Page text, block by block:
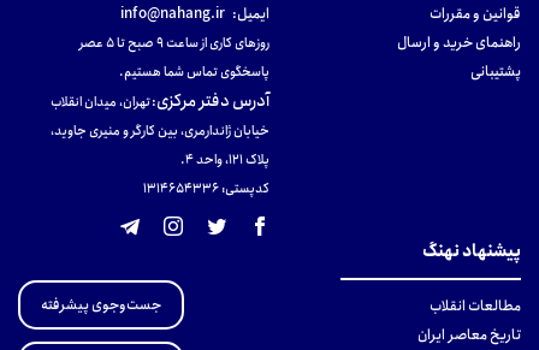
قوانین و مقررات
راهنمای خرید و ارسال
پشتیبانی
ایمیل: info@nahang.ir
روزهای کاری از ساعت ۹ صبح تا ۵ عصر
پاسخگوی تماس شما هستیم.
آدرس دفتر مرکزی:تهران، میدان انقلاب
خیابان ژاندارمری، بین کارگر و منیری جاوید،
پلاک 121، واحد ۴.
کدپستی: 131465433۶
پیشنهاد نهنگ
مطالعات انقلاب
تاریخ معاصر ایران
جست‌وجوی پیشرفته